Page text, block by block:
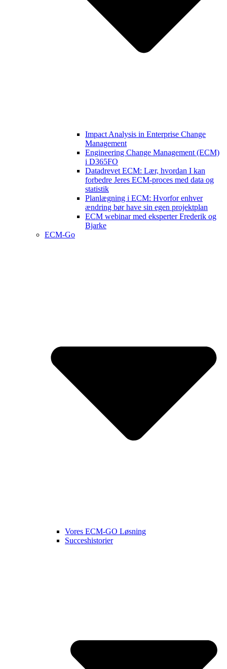
Impact Analysis in Enterprise Change
Management
Engineering Change Management (ECM)
i D365FO
Datadrevet ECM: Lær, hvordan I kan
forbedre Jeres ECM-proces med data og
statistik
Planlægning i ECM: Hvorfor enhver
ændring bør have sin egen projektplan
ECM webinar med eksperter Frederik og
Bjarke
ECM-Go
Vores ECM-GO Løsning
Succeshistorier